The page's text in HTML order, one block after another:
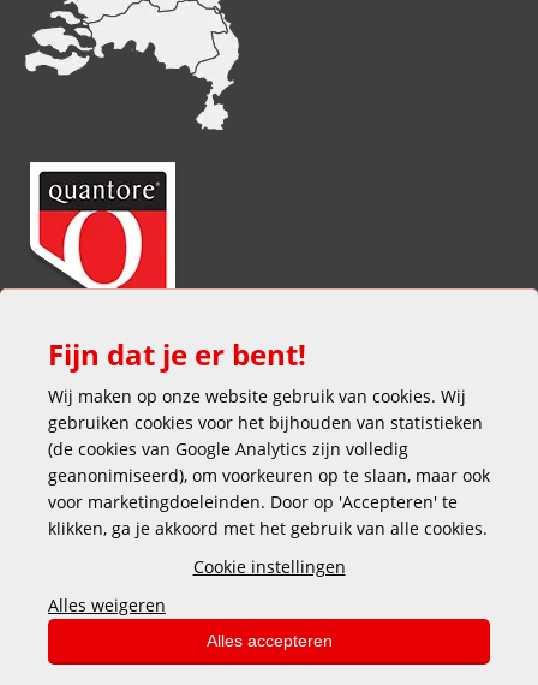
Veilig en gemakkelijk betalen
Fijn dat je er bent!
Wij maken op onze website gebruik van cookies. Wij
gebruiken cookies voor het bijhouden van statistieken
(de cookies van Google Analytics zijn volledig
geanonimiseerd), om voorkeuren op te slaan, maar ook
voor marketingdoeleinden. Door op 'Accepteren' te
klikken, ga je akkoord met het gebruik van alle cookies.
Cookie instellingen
Alles weigeren
Alles accepteren